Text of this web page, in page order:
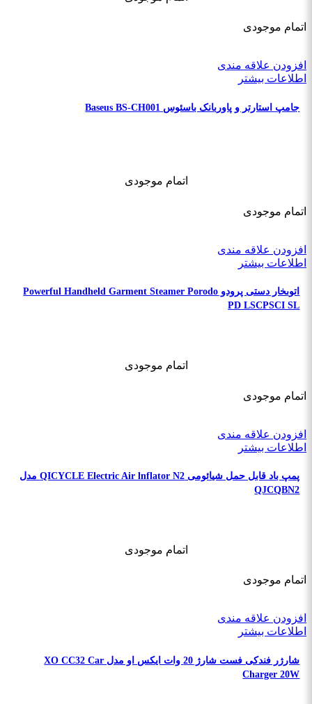
اتمام موجودی
افزودن علاقه مندی
اطلاعات بیشتر
جامپ استارتر و پاوربانک باسئوس Baseus BS-CH001
اتمام موجودی
اتمام موجودی
افزودن علاقه مندی
اطلاعات بیشتر
اتوبخار دستی پرودو Powerful Handheld Garment Steamer Porodo
PD LSCPSCI SL
اتمام موجودی
اتمام موجودی
افزودن علاقه مندی
اطلاعات بیشتر
پمپ باد قابل حمل شیائومی QICYCLE Electric Air lnflator N2 مدل
QJCQBN2
اتمام موجودی
اتمام موجودی
افزودن علاقه مندی
اطلاعات بیشتر
شارژر فندکی فست شارژ 20 وات ایکس او مدل XO CC32 Car
Charger 20W